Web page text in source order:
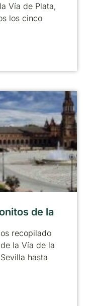
Vía de Plata,
los cinco
de la
recopilado
la Vía de la
hasta